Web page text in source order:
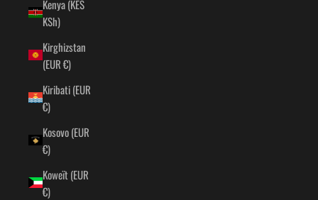
Kenya (KES
KSh)
Kirghizstan
(EUR €)
Kiribati (EUR
€)
Kosovo (EUR
€)
Koweït (EUR
€)